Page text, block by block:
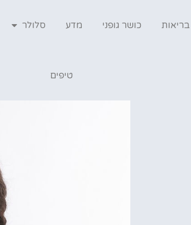
בריאות כושר גופני מדע סלולר
טיפים